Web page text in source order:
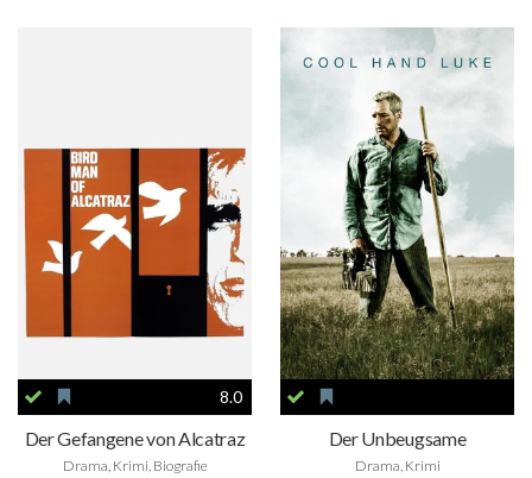
8.0
Der Gefangene von Alcatraz
Drama, Krimi, Biografie
Der Unbeugsame
Drama, Krimi